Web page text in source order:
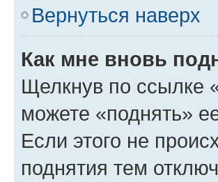
Вернуться наверх
Как мне вновь
Щелкнув по ссылке
можете «поднять»
Если этого не
поднятия тем